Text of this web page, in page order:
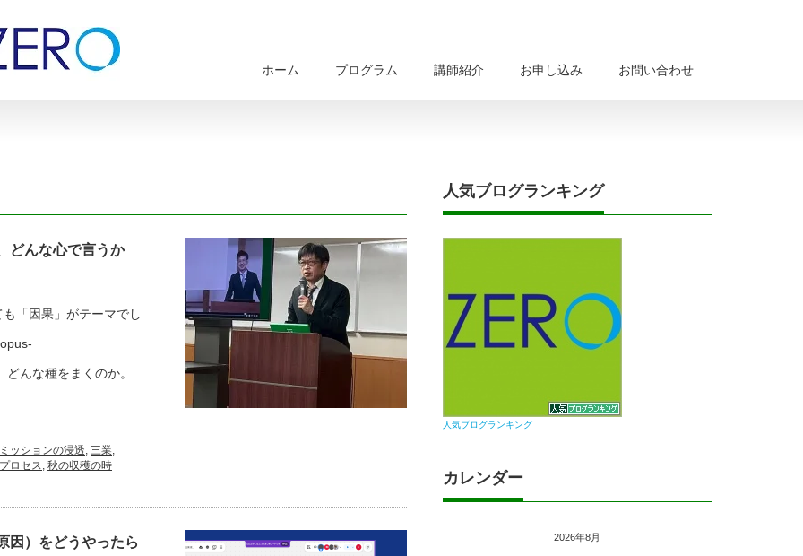
ホーム プログラム 講師紹介 お申し込み お問い合わせ
どんな心で言うか
「因果」がテーマでし
んな種をまくのか。
ッションの浸透, 三業,
ロセス, 秋の収穫の時
因）をどうやったら
人気ブログランキング
人気ブログランキング
カレンダー
2026年8月